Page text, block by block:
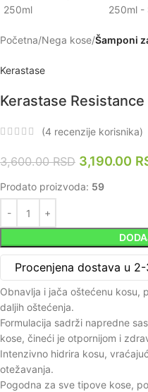
Početna Nega kose Šamponi
Kerastase
Kerastase
(4 recenzije korisnika)
3,600.00RSD 3,190.00
Prodato proizvoda: 59
Procenjena dostava u
Obnavlja i jača oštećenu kosu,
daljih oštećenja.
Formulacija sadrži napredne
kose, čineći je otpornijom i
Intenzivno hidrira kosu,
otežavanja.
Pogodna za sve tipove kose,